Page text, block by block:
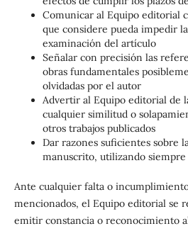
Comunicar al Equipo editorial
que considere pueda impedir
examinación del artículo
Señalar con precisión las
obras fundamentales
olvidadas por el autor
Advertir al Equipo editorial de
cualquier similitud o
otros trabajos publicados
Dar razones suficientes sobre
manuscrito, utilizando
Ante cualquier falta o
mencionados, el Equipo editorial se
emitir constancia o reconocimiento